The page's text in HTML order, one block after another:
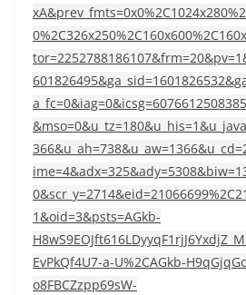
1&oid=3&psts=AGkb-
EvPkQf4U7-a-U%2CAGkb-
o8FBCZzpp69sW-